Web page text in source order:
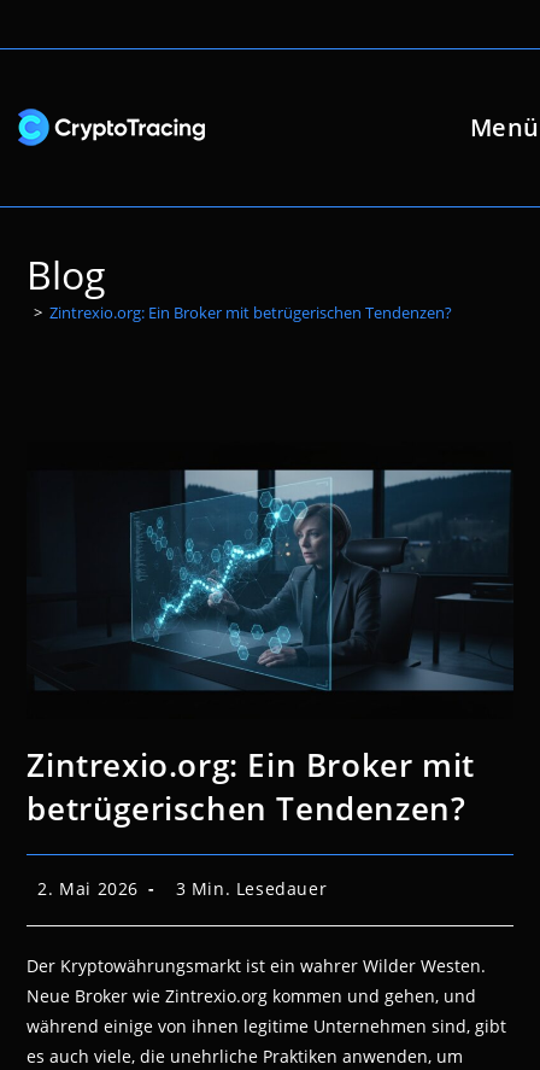
Inhalt
Menü
Blog
> Zintrexio.org: Ein Broker mit betrügerischen Tendenzen?
Zintrexio.org: Ein Broker mit
betrügerischen Tendenzen?
Beitrag
2. Mai 2026 Lesedauer:
3 Min. Lesedauer
Der Kryptowährungsmarkt ist ein wahrer Wilder Westen.
Neue Broker wie Zintrexio.org kommen und gehen, und
während einige von ihnen legitime Unternehmen sind, gibt
es auch viele, die unehrliche Praktiken anwenden, um